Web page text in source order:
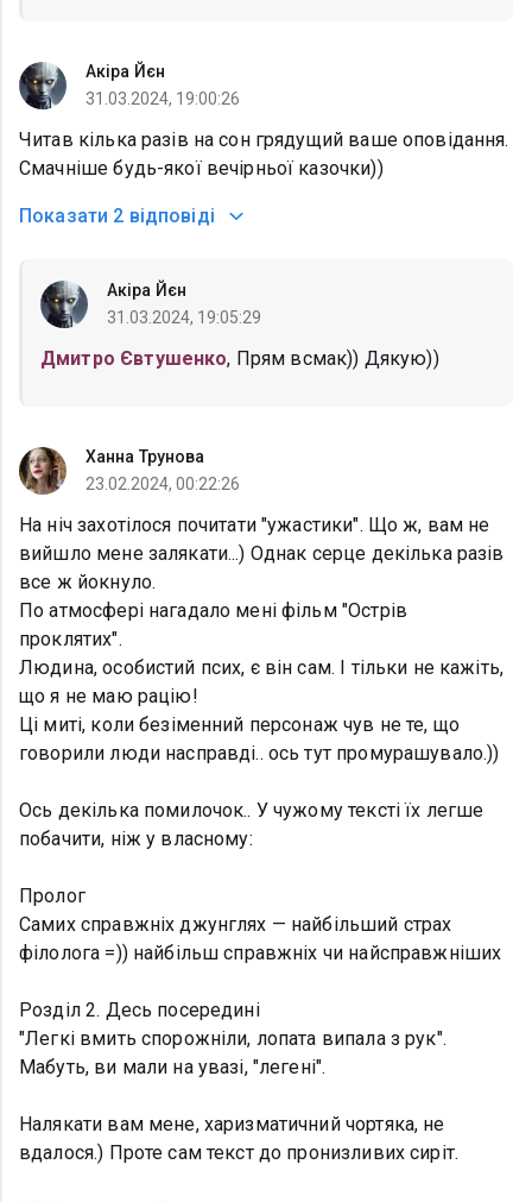
Акіра Йєн
31.03.2024, 19:00:26
Читав кілька разів на сон грядущий ваше оповідання.
Смачніше будь-якої вечірньої казочки))
Показати 2 відповіді
Акіра Йєн
31.03.2024, 19:05:29
Дмитро Євтушенко, Прям всмак)) Дякую))
Ханна Трунова
23.02.2024, 00:22:26
На ніч захотілося почитати "ужастики". Що ж, вам не
вийшло мене залякати...) Однак серце декілька разів
все ж йокнуло.
По атмосфері нагадало мені фільм "Острів
проклятих".
Людина, особистий псих, є він сам. І тільки не кажіть,
що я не маю рацію!
Ці миті, коли безіменний персонаж чув не те, що
говорили люди насправді.. ось тут промурашувало.))
Ось декілька помилочок.. У чужому тексті їх легше
побачити, ніж у власному:
Пролог
Самих справжніх джунглях — найбільший страх
філолога =)) найбільш справжніх чи найсправжніших
Розділ 2. Десь посередині
"Легкі вмить спорожніли, лопата випала з рук".
Мабуть, ви мали на увазі, "легені".
Налякати вам мене, харизматичний чортяка, не
вдалося.) Проте сам текст до пронизливих сиріт.